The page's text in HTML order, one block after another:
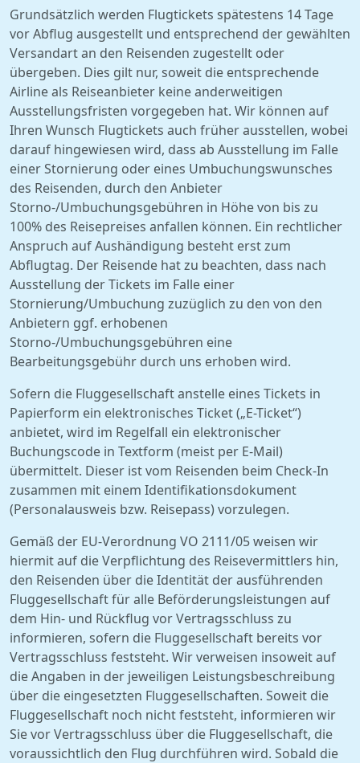
Grundsätzlich werden Flugtickets spätestens 14 Tage
vor Abflug ausgestellt und entsprechend der gewählten
Versandart an den Reisenden zugestellt oder
übergeben. Dies gilt nur, soweit die entsprechende
Airline als Reiseanbieter keine anderweitigen
Ausstellungsfristen vorgegeben hat. Wir können auf
Ihren Wunsch Flugtickets auch früher ausstellen, wobei
darauf hingewiesen wird, dass ab Ausstellung im Falle
einer Stornierung oder eines Umbuchungswunsches
des Reisenden, durch den Anbieter
Storno-/Umbuchungsgebühren in Höhe von bis zu
100% des Reisepreises anfallen können. Ein rechtlicher
Anspruch auf Aushändigung besteht erst zum
Abflugtag. Der Reisende hat zu beachten, dass nach
Ausstellung der Tickets im Falle einer
Stornierung/Umbuchung zuzüglich zu den von den
Anbietern ggf. erhobenen
Storno-/Umbuchungsgebühren eine
Bearbeitungsgebühr durch uns erhoben wird.
Sofern die Fluggesellschaft anstelle eines Tickets in
Papierform ein elektronisches Ticket („E-Ticket“)
anbietet, wird im Regelfall ein elektronischer
Buchungscode in Textform (meist per E-Mail)
übermittelt. Dieser ist vom Reisenden beim Check-In
zusammen mit einem Identifikationsdokument
(Personalausweis bzw. Reisepass) vorzulegen.
Gemäß der EU-Verordnung VO 2111/05 weisen wir
hiermit auf die Verpflichtung des Reisevermittlers hin,
den Reisenden über die Identität der ausführenden
Fluggesellschaft für alle Beförderungsleistungen auf
dem Hin- und Rückflug vor Vertragsschluss zu
informieren, sofern die Fluggesellschaft bereits vor
Vertragsschluss feststeht. Wir verweisen insoweit auf
die Angaben in der jeweiligen Leistungsbeschreibung
über die eingesetzten Fluggesellschaften. Soweit die
Fluggesellschaft noch nicht feststeht, informieren wir
Sie vor Vertragsschluss über die Fluggesellschaft, die
voraussichtlich den Flug durchführen wird. Sobald die